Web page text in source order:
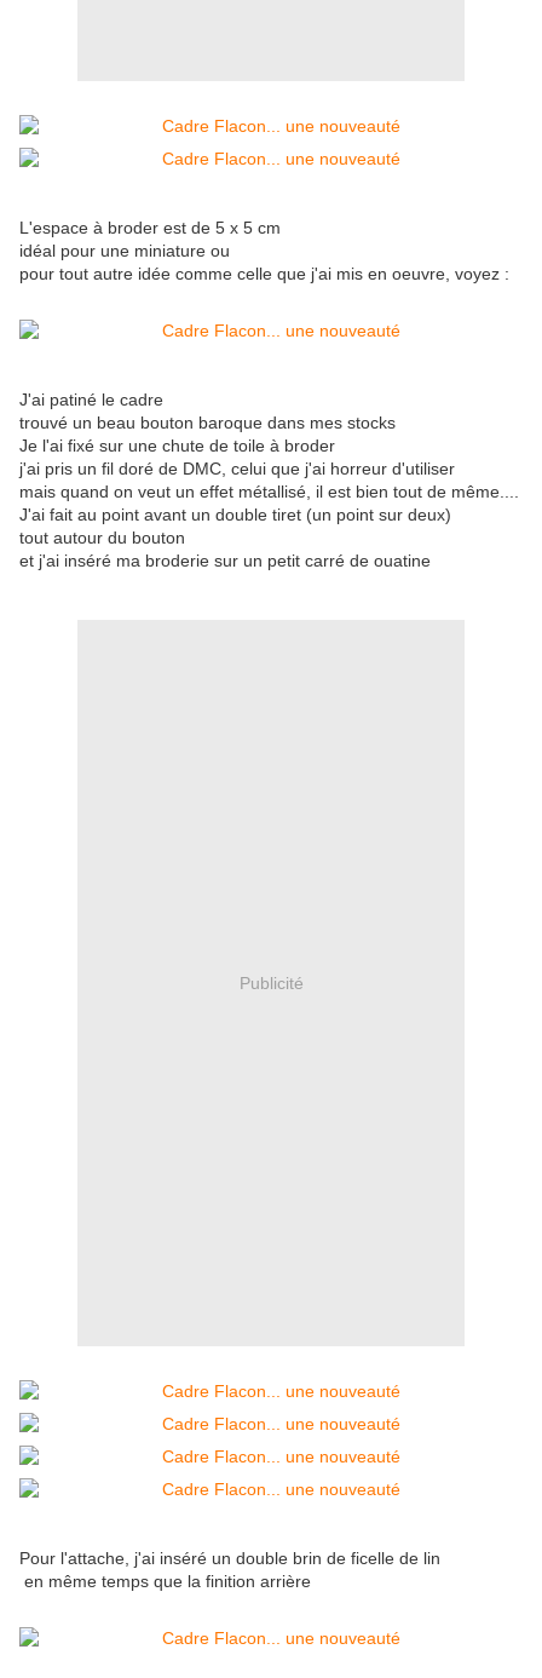
L'espace à broder est de 5 x 5 cm
idéal pour une miniature ou
pour tout autre idée comme celle que j'ai mis en oeuvre, voyez :
J'ai patiné le cadre
trouvé un beau bouton baroque dans mes stocks
Je l'ai fixé sur une chute de toile à broder
j'ai pris un fil doré de DMC, celui que j'ai horreur d'utiliser
mais quand on veut un effet métallisé, il est bien tout de même....
J'ai fait au point avant un double tiret (un point sur deux)
tout autour du bouton
et j'ai inséré ma broderie sur un petit carré de ouatine
Publicité
Pour l'attache, j'ai inséré un double brin de ficelle de lin
en même temps que la finition arrière